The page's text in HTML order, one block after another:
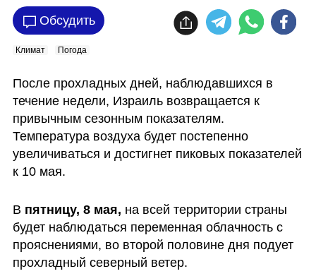
Обсудить
Климат Погода
После прохладных дней, наблюдавшихся в
течение недели, Израиль возвращается к
привычным сезонным показателям.
Температура воздуха будет постепенно
увеличиваться и достигнет пиковых показателей
к 10 мая.
В пятницу, 8 мая, на всей территории страны
будет наблюдаться переменная облачность с
прояснениями, во второй половине дня подует
прохладный северный ветер.